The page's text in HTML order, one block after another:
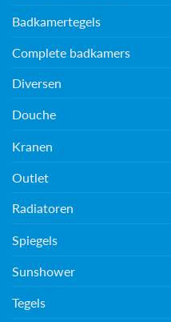
Badkamertegels
Complete badkamers
Diversen
Douche
Kranen
Outlet
Radiatoren
Spiegels
Sunshower
Tegels